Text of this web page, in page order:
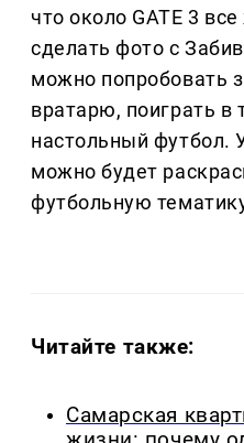
что около GATE 3
сделать фото с
можно попробовать
вратарю, поиграть в
настольный футбол.
можно будет
футбольную
Читайте также:
Самарская